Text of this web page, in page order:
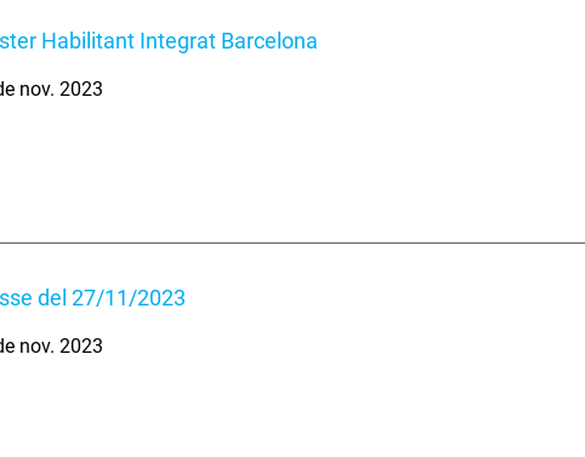
Habilitant Integrat Barcelona
nov. 2023
del 27/11/2023
nov. 2023